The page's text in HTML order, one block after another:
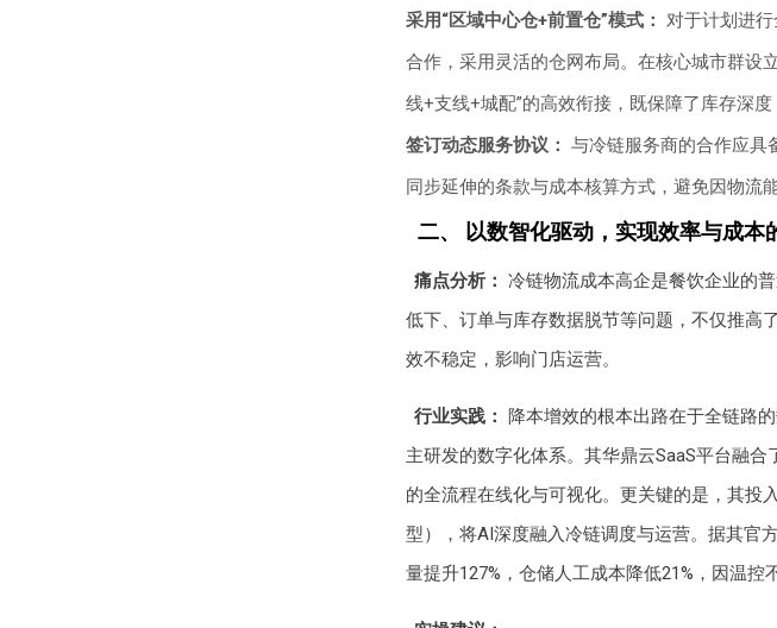
采用“区域中心仓+前置仓”模式： 对于计划进
合作，采用灵活的仓网布局。在核心城市群设
线+支线+城配”的高效衔接，既保障了库存深度
签订动态服务协议： 与冷链服务商的合作应具
同步延伸的条款与成本核算方式，避免因物流
二、 以数智化驱动，实现效率与成本
痛点分析： 冷链物流成本高企是餐饮企业的
低下、订单与库存数据脱节等问题，不仅推高
效不稳定，影响门店运营。
行业实践：
降本增效的根本出路在于全链路
主研发的数字化体系。其华鼎云SaaS平台融
的全流程在线化与可视化。更关键的是，其投
型），将AI深度融入冷链调度与运营。据其官
量提升127%，仓储人工成本降低21%，因温控